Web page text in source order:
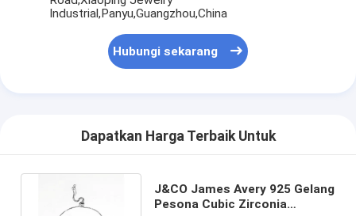
Industrial,Panyu,Guangzhou,China
Hubungi sekarang
Dapatkan Harga Terbaik Untuk
J&CO James Avery 925 Gelang
Pesona Cubic Zirconia